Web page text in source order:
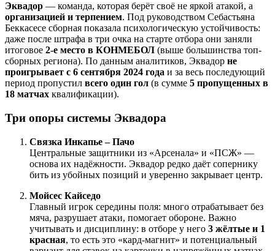
Эквадор — команда, которая берёт своё не яркой атакой, а
организацией и терпением. Под руководством Себастьяна
Беккасесе сборная показала психологическую устойчивость:
даже после штрафа в три очка на старте отбора они заняли
итоговое 2-е место в КОНМЕБОЛ (выше большинства топ-
сборных региона). По данным аналитиков, Эквадор не
проигрывает с 6 сентября 2024 года и за весь последующий
период пропустил всего один гол (в сумме 5 пропущенных в
18 матчах квалификации).
Три опоры системы Эквадора
Связка Инкапье – Пачо
Центральные защитники из «Арсенала» и «ПСЖ» —
основа их надёжности. Эквадор редко даёт сопернику
бить из убойных позиций и уверенно закрывает центр.
Мойсес Кайседо
Главный игрок середины поля: много отрабатывает без
мяча, разрушает атаки, помогает обороне. Важно
учитывать и дисциплину: в отборе у него 3 жёлтые и 1
красная, то есть это «кард-магнит» и потенциальный